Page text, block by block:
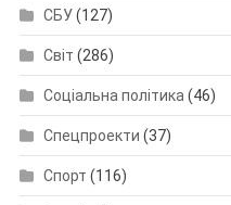
СБУ(127)
Світ (286)
Соціальна політика (46)
Спецпроекти (37)
Спорт (116)